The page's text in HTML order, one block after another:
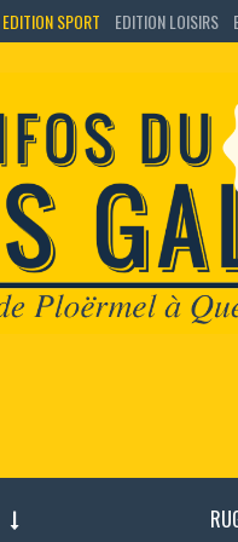
EDITION SPORT EDITION LOISIRS